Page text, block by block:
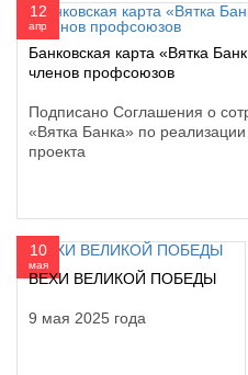
12
апр
Банковская карта «Вятка
членов профсоюзов
Подписано Соглашения о
«Вятка Банка» по
проекта
10
мая
ВЕХИ ВЕЛИКОЙ ПОБЕДЫ
9 мая 2025 года